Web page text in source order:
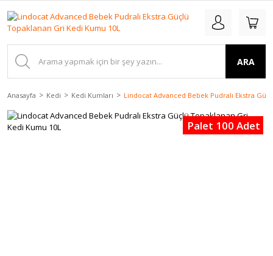
ARA
Anasayfa Kedi Kedi Kumları Lindocat Advanced Bebek Pudralı Ekstra
Palet 100 Adet